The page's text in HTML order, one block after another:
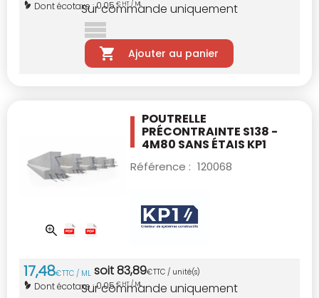
Dont écotaxe :0,05€ HT / ML
Sur commande uniquement
Ajouter au panier
POUTRELLE
PRÉCONTRAINTE S138 -
4M80 SANS ÉTAIS KP1
Référence : 120068
17,48€TTC / ML soit83,89€TTC / unité(s)
Dont écotaxe :0,05€ HT / ML
Sur commande uniquement